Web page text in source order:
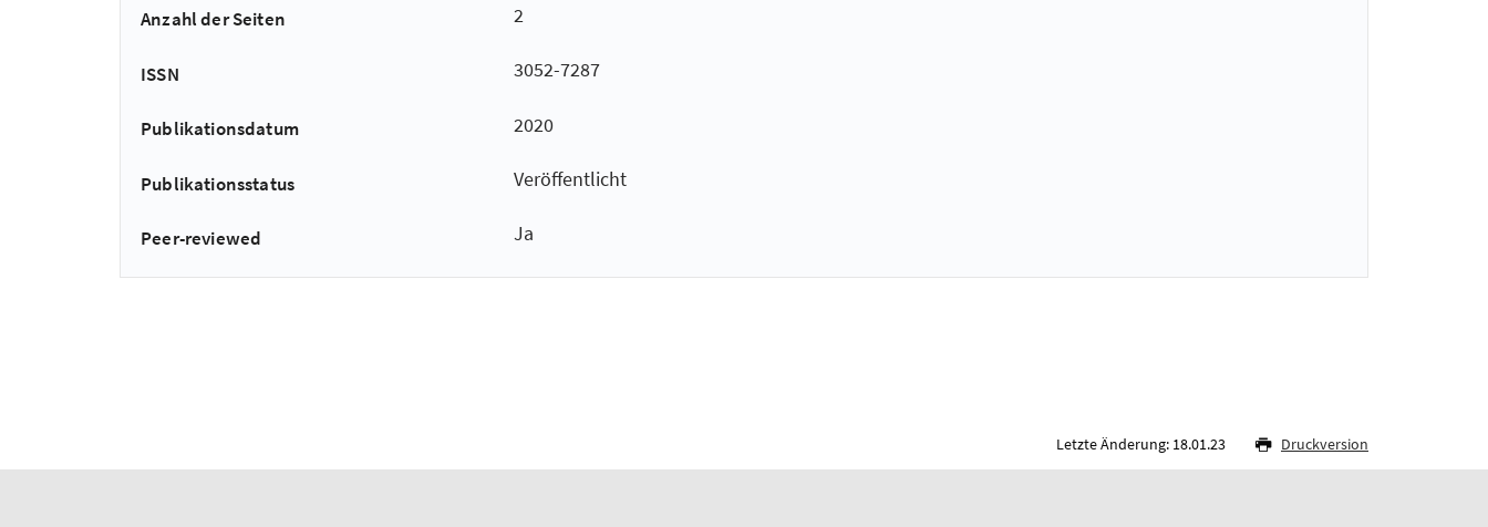
Anzahl der Seiten 2
ISSN 3052-7287
Publikationsdatum 2020
Publikationsstatus Veröffentlicht
Peer-reviewed Ja
Letzte Änderung: 18.01.23 Druckversion